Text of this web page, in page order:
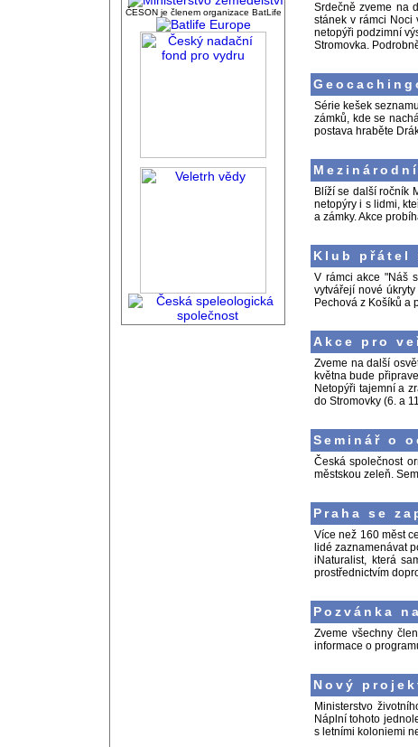
ČESON je členem organizace BatLife
Srdečně zveme na
stánek v rámci Noci
netopýři podzimní
Stromovka.
Série kešek
zámků, kde se
postava hraběte
Blíží se další ročník
netopýry i s lidmi,
a zámky. Akce
Klub přátel
V rámci akce "Náš
vytvářejí nové
Pechová z Košíků a
Akce pro
Zveme na další
května bude
Netopýři tajemní a
do Stromovky (6. a
Seminář o
Česká společnost
městskou zeleň.
Praha se
Více než 160 měst
lidé zaznamenávat
iNaturalist, která
prostřednictvím
Pozvánka
Zveme všechny
informace o
Nový
Ministerstvo
Náplní tohoto
s letními koloniemi